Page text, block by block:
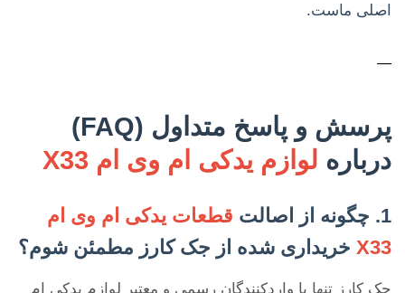
اصلی ماست.
—
پرسش و پاسخ متداول (FAQ)
درباره لوازم یدکی ام وی ام X33
1. چگونه از اصالت
قطعات یدکی ام وی ام
X33 خریداری شده از جک کارز مطمئن شوم؟
جک کارز تنها با واردکنندگان رسمی و معتبر لوازم یدکی ام